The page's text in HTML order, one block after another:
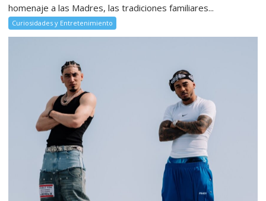
homenaje a las Madres, las tradiciones familiares...
Curiosidades y Entretenimiento